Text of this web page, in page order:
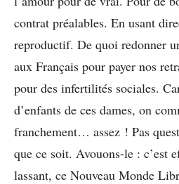
contrat préalables. En usant
reproductif. De quoi redonner
aux Français pour payer nos
pour des infertilités sociales.
d’enfants de ces dames, on
franchement… assez ! Pas
que ce soit. Avouons-le : c’est
lassant, ce Nouveau Monde